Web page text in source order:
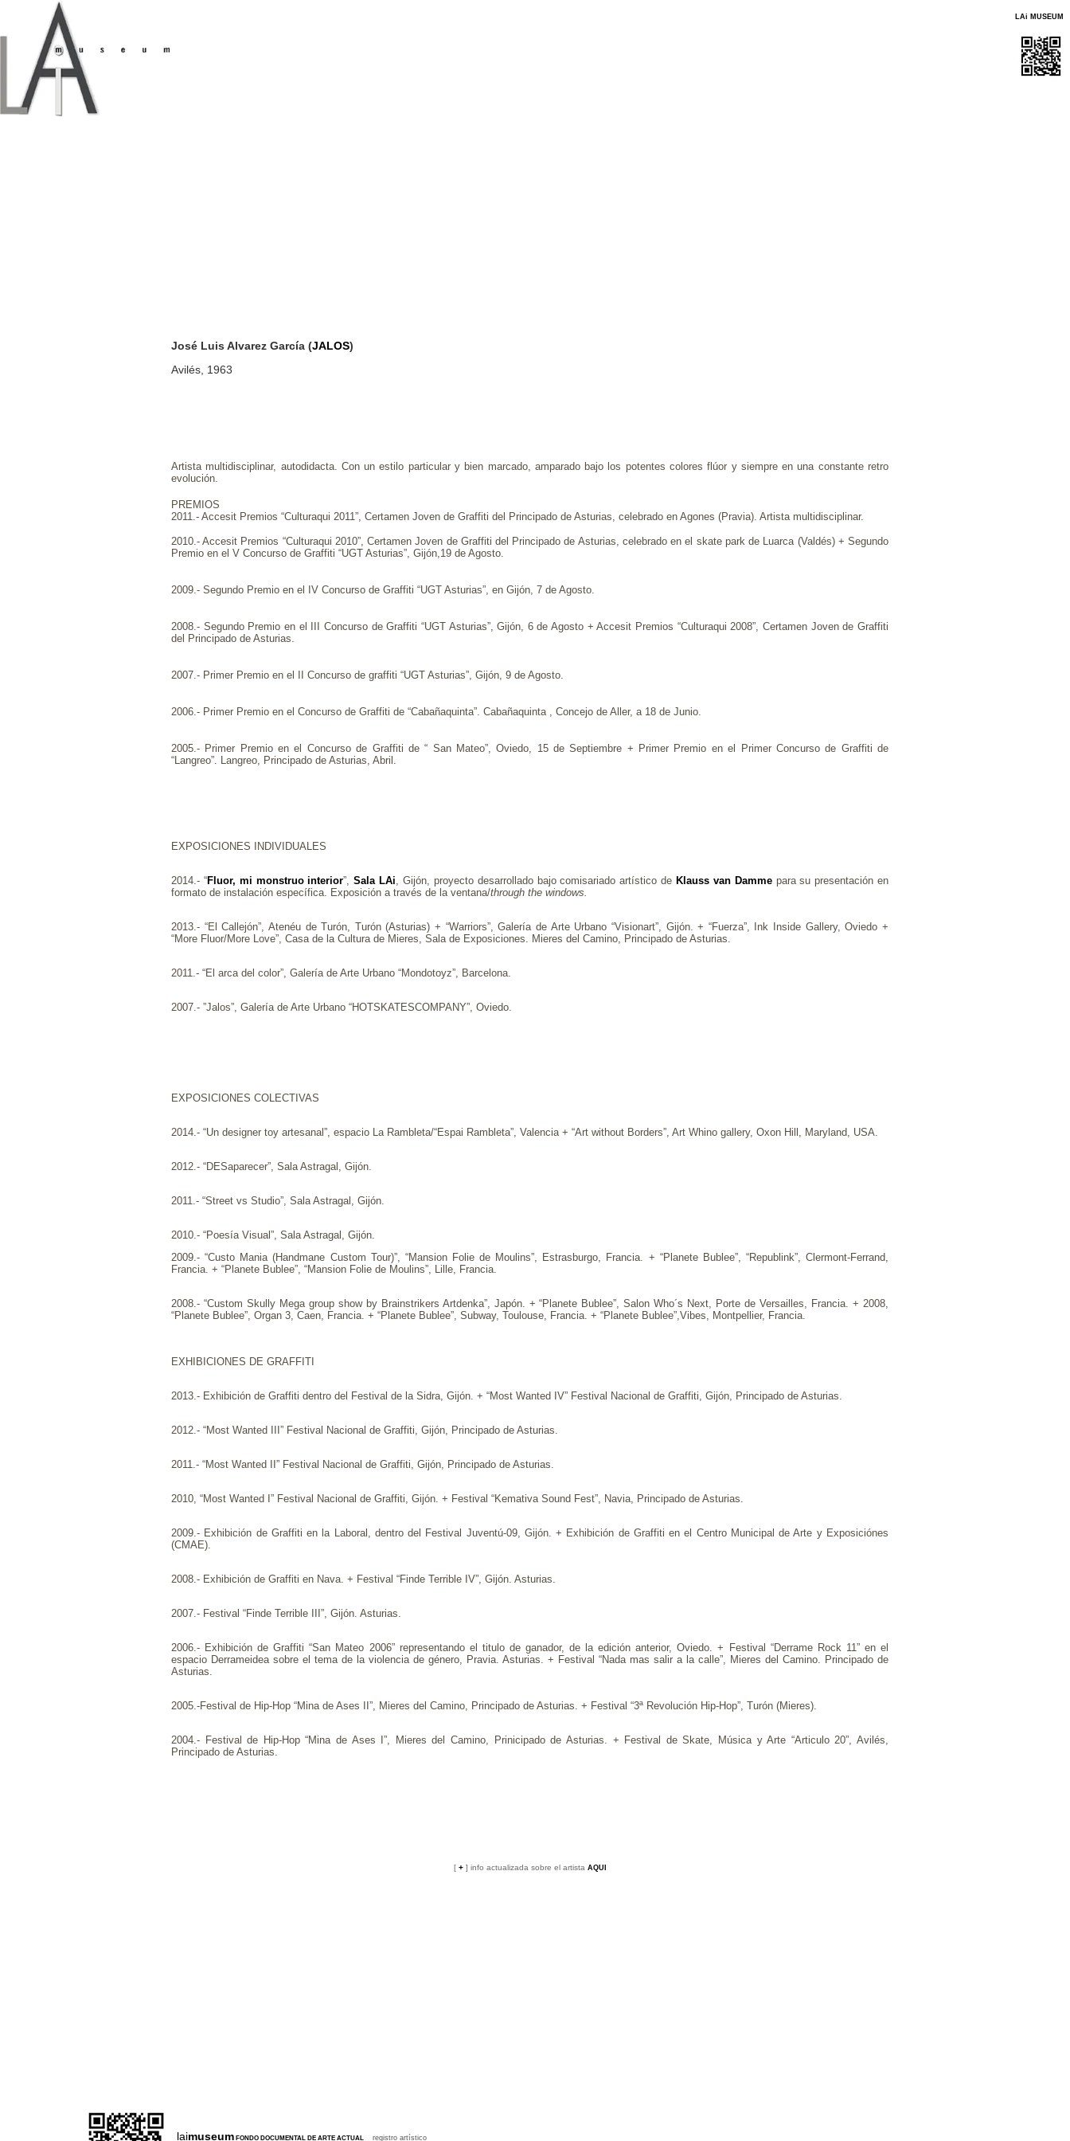
LAi MUSEUM
José Luis Alvarez García (JALOS)
Avilés, 1963
Artista multidisciplinar, autodidacta. Con un estilo particular y bien marcado, amparado bajo los potentes colores flúor y siempre en una constante retro
evolución.
PREMIOS
2011.- Accesit Premios “Culturaqui 2011”, Certamen Joven de Graffiti del Principado de Asturias, celebrado en Agones (Pravia). Artista multidisciplinar.
2010.- Accesit Premios “Culturaqui 2010”, Certamen Joven de Graffiti del Principado de Asturias, celebrado en el skate park de Luarca (Valdés) + Segundo
Premio en el V Concurso de Graffiti “UGT Asturias”, Gijón,19 de Agosto.
2009.- Segundo Premio en el IV Concurso de Graffiti “UGT Asturias”, en Gijón, 7 de Agosto.
2008.- Segundo Premio en el III Concurso de Graffiti “UGT Asturias”, Gijón, 6 de Agosto + Accesit Premios “Culturaqui 2008”, Certamen Joven de Graffiti
del Principado de Asturias.
2007.- Primer Premio en el II Concurso de graffiti “UGT Asturias”, Gijón, 9 de Agosto.
2006.- Primer Premio en el Concurso de Graffiti de “Cabañaquinta”. Cabañaquinta , Concejo de Aller, a 18 de Junio.
2005.- Primer Premio en el Concurso de Graffiti de “ San Mateo”, Oviedo, 15 de Septiembre + Primer Premio en el Primer Concurso de Graffiti de
“Langreo”. Langreo, Principado de Asturias, Abril.
EXPOSICIONES INDIVIDUALES
2014.- “Fluor, mi monstruo interior”,Sala LAi, Gijón, proyecto desarrollado bajo comisariado artístico de Klauss van Dammepara su presentación en
formato de instalación específica. Exposición a través de la ventana/through the windows.
2013.- “El Callejón”, Atenéu de Turón, Turón (Asturias) + “Warriors”, Galería de Arte Urbano “Visionart”, Gijón. + “Fuerza”, Ink Inside Gallery, Oviedo +
“More Fluor/More Love”, Casa de la Cultura de Mieres, Sala de Exposiciones. Mieres del Camino, Principado de Asturias.
2011.- “El arca del color”, Galería de Arte Urbano “Mondotoyz”, Barcelona.
2007.- ”Jalos”, Galería de Arte Urbano “HOTSKATESCOMPANY”, Oviedo.
EXPOSICIONES COLECTIVAS
2014.- “Un designer toy artesanal”, espacio La Rambleta/“Espai Rambleta”, Valencia + “Art without Borders”, Art Whino gallery, Oxon Hill, Maryland, USA.
2012.- “DESaparecer”, Sala Astragal, Gijón.
2011.- “Street vs Studio”, Sala Astragal, Gijón.
2010.- “Poesía Visual”, Sala Astragal, Gijón.
2009.- “Custo Mania (Handmane Custom Tour)”, “Mansion Folie de Moulins”, Estrasburgo, Francia. + “Planete Bublee”, “Republink”, Clermont-Ferrand,
Francia. + “Planete Bublee”, “Mansion Folie de Moulins”, Lille, Francia.
2008.- “Custom Skully Mega group show by Brainstrikers Artdenka”, Japón. + “Planete Bublee”, Salon Who´s Next, Porte de Versailles, Francia. + 2008,
“Planete Bublee”, Organ 3, Caen, Francia. + “Planete Bublee”, Subway, Toulouse, Francia. + “Planete Bublee”,Vibes, Montpellier, Francia.
EXHIBICIONES DE GRAFFITI
2013.- Exhibición de Graffiti dentro del Festival de la Sidra, Gijón. + “Most Wanted IV” Festival Nacional de Graffiti, Gijón, Principado de Asturias.
2012.- “Most Wanted III” Festival Nacional de Graffiti, Gijón, Principado de Asturias.
2011.- “Most Wanted II” Festival Nacional de Graffiti, Gijón, Principado de Asturias.
2010, “Most Wanted I” Festival Nacional de Graffiti, Gijón. + Festival “Kemativa Sound Fest”, Navia, Principado de Asturias.
2009.- Exhibición de Graffiti en la Laboral, dentro del Festival Juventú-09, Gijón. + Exhibición de Graffiti en el Centro Municipal de Arte y Exposiciónes
(CMAE).
2008.- Exhibición de Graffiti en Nava. + Festival “Finde Terrible IV”, Gijón. Asturias.
2007.- Festival “Finde Terrible III”, Gijón. Asturias.
2006.- Exhibición de Graffiti “San Mateo 2006” representando el titulo de ganador, de la edición anterior, Oviedo. + Festival “Derrame Rock 11” en el
espacio Derrameidea sobre el tema de la violencia de género, Pravia. Asturias. + Festival “Nada mas salir a la calle”, Mieres del Camino. Principado de
Asturias.
2005.-Festival de Hip-Hop “Mina de Ases II”, Mieres del Camino, Principado de Asturias. + Festival “3ª Revolución Hip-Hop”, Turón (Mieres).
2004.- Festival de Hip-Hop “Mina de Ases I”, Mieres del Camino, Prinicipado de Asturias. + Festival de Skate, Música y Arte “Articulo 20”, Avilés,
Principado de Asturias.
[+ ] info actualizada sobre el artista AQUI
laimuseum FONDO DOCUMENTAL DE ARTE ACTUAL registro artístico